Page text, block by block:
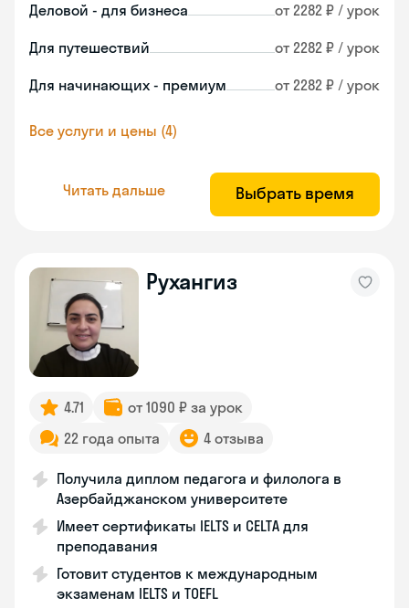
Деловой - для бизнеса от 2282 ₽ / урок
Для путешествий от 2282 ₽ / урок
Для начинающих - премиум от 2282 ₽ / урок
Все услуги и цены (4)
Читать дальше Выбрать время
Рухангиз
4.71
от 1090 ₽ за урок
22 года опыта
4 отзыва
Получила диплом педагога и филолога в
Азербайджанском университете
Имеет сертификаты IELTS и CELTA для
преподавания
Готовит студентов к международным
экзаменам IELTS и TOEFL